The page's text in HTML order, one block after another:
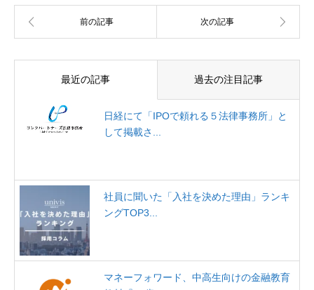
最近の記事 過去の注目記事
日経にて「IPOで頼れる５法律事務所」と
して掲載さ...
社員に聞いた「入社を決めた理由」ランキ
ングTOP3...
マネーフォワード、中高生向けの金融教育